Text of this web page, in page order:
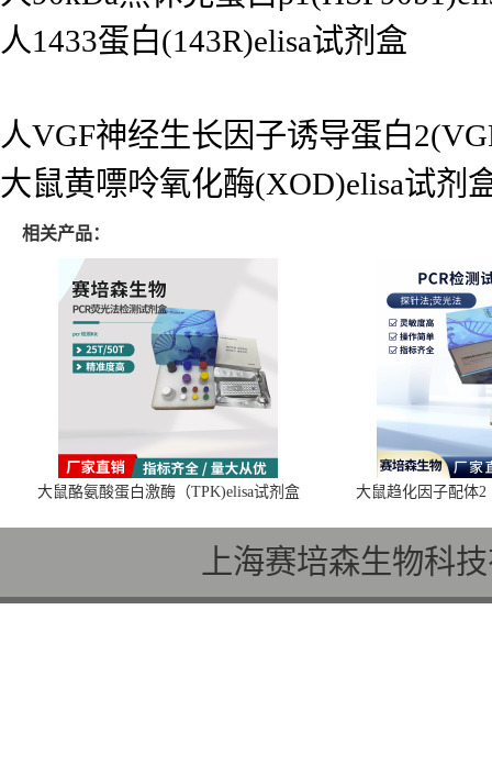
人1433蛋白(143R)elisa试剂盒
人VGF神经生长因子诱导蛋白
大鼠黄嘌呤氧化酶(XOD)elisa试剂
相关产品：
大鼠酪氨酸蛋白激酶（TPK)elisa试剂盒 大鼠趋化因子配体2
上海赛培森生物科